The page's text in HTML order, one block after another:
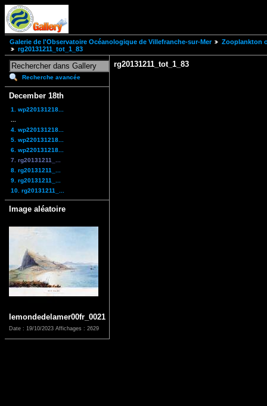
Galerie de l'Observatoire Océanologique de Villefranche-sur-Mer
Zooplankton
rg20131211_tot_1_83
Recherche avancée
December 18th
1. wp220131218...
4. wp220131218...
5. wp220131218...
6. wp220131218...
7. rg20131211_...
8. rg20131211_...
9. rg20131211_...
10. rg20131211_...
Image aléatoire
lemondedelamer00fr_0021
Date : 19/10/2023 Affichages : 2629
rg20131211_tot_1_83